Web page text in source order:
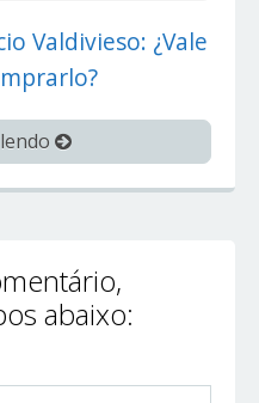
Valdivieso: ¿Vale
abaixo: